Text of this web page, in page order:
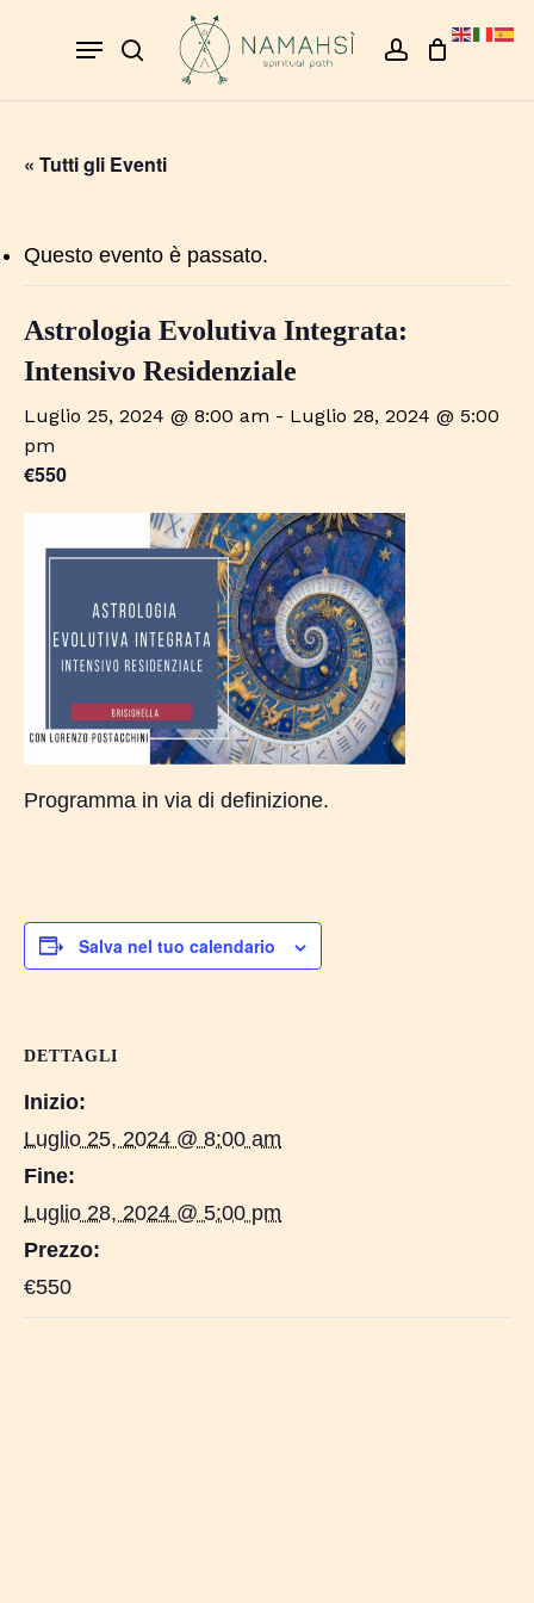
search account
Menu
Cart
Go To Shop
« Tutti gli Eventi
Questo evento è passato.
Astrologia Evolutiva Integrata:
Intensivo Residenziale
Luglio 25, 2024 @ 8:00 am - Luglio 28, 2024 @ 5:00
pm
€550
Programma in via di definizione.
Salva nel tuo calendario
DETTAGLI
Inizio:
Luglio 25, 2024 @ 8:00 am
Fine:
Luglio 28, 2024 @ 5:00 pm
Prezzo:
€550